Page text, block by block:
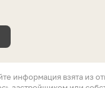
информация взята из